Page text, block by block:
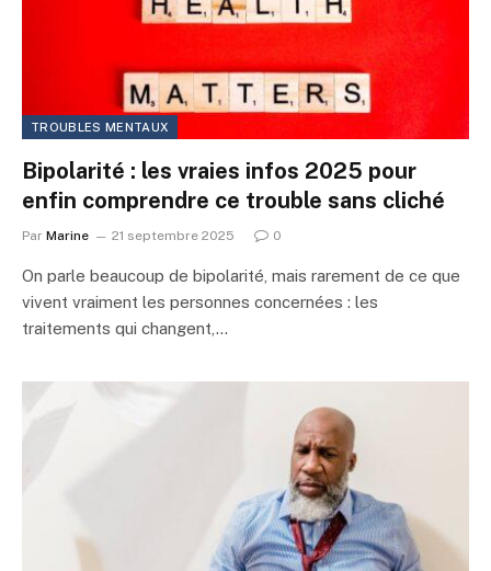
TROUBLES MENTAUX
Bipolarité : les vraies infos 2025 pour
enfin comprendre ce trouble sans cliché
Par Marine 21 septembre 2025 0
On parle beaucoup de bipolarité, mais rarement de ce que
vivent vraiment les personnes concernées : les
traitements qui changent,…